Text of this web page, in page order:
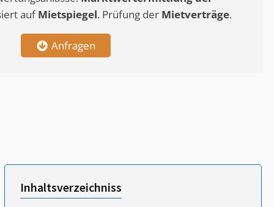
aufMietspiegel. Prüfung der Mietverträge.
Anfragen
Inhaltsverzeichniss